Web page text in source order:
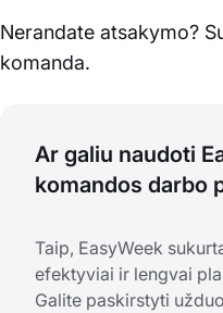
Nerandate atsakymo?
komanda.
Ar galiu naudoti
komandos darbo
Taip, EasyWeek
efektyviai ir lengvai
Galite paskirstyti